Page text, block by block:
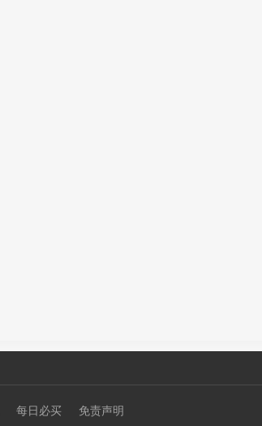
每日必买 免责声明